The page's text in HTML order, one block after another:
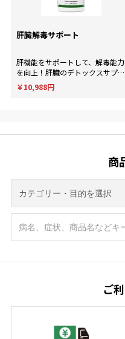
肝臓解毒サポート
肝機能をサポートして、解毒能力
を向上！肝臓のデトックスサプリ
メント。
￥10,988円
商
ご